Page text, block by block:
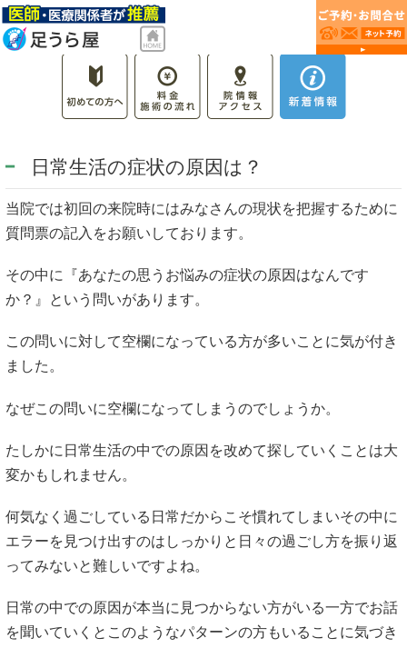
日常生活の症状の原因は？
当院では初回の来院時にはみなさんの現状を把握するために
質問票の記入をお願いしております。
その中に『あなたの思うお悩みの症状の原因はなんです
か？』という問いがあります。
この問いに対して空欄になっている方が多いことに気が付き
ました。
なぜこの問いに空欄になってしまうのでしょうか。
たしかに日常生活の中での原因を改めて探していくことは大
変かもしれません。
何気なく過ごしている日常だからこそ慣れてしまいその中に
エラーを見つけ出すのはしっかりと日々の過ごし方を振り返
ってみないと難しいですよね。
日常の中での原因が本当に見つからない方がいる一方でお話
を聞いていくとこのようなパターンの方もいることに気づき